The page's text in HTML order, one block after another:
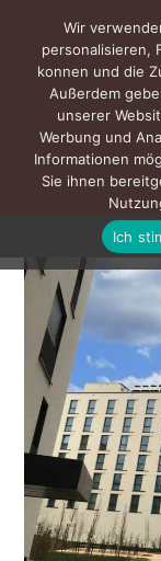
Wir
personalisieren,
konnen und die
Außerdem
unserer
Werbung und
Informationen
Sie ihnen
Ich